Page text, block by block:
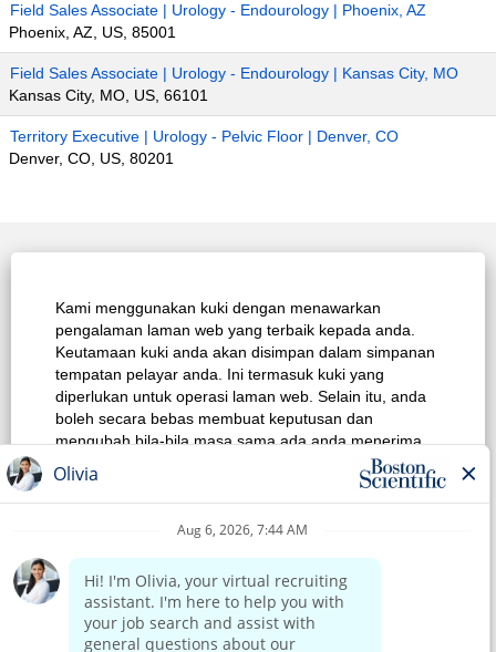
Kami menggunakan kuki dengan menawarkan
pengalaman laman web yang terbaik kepada anda.
Keutamaan kuki anda akan disimpan dalam simpanan
tempatan pelayar anda. Ini termasuk kuki yang
diperlukan untuk operasi laman web. Selain itu, anda
boleh secara bebas membuat keputusan dan
mengubah bila-bila masa sama ada anda menerima
kuki atau memilih untuk tidak mengikut kuki untuk
meningkatkan prestasi laman web, dan juga kuki yang
digunakan bagi memaparkan kandungan yang
disesuaikan dengan minat anda. Pengalaman anda
tawarkan mungkin terjejas jika anda tidak menerima
semua kuki.
Ubah Suai Keutamaan Kuki
Field Sales Associate | Urology - Endourology | Phoenix, AZ
Phoenix, AZ, US, 85001
Field Sales Associate | Urology - Endourology | Kansas City, MO
Kansas City, MO, US, 66101
Territory Executive | Urology - Pelvic Floor | Denver, CO
Denver, CO, US, 80201
Carian Kerja Teratas
Lihat Semua Pekerjaan
Dasar Privasi
Notis Hak Cipta
Laman Utama Korporat